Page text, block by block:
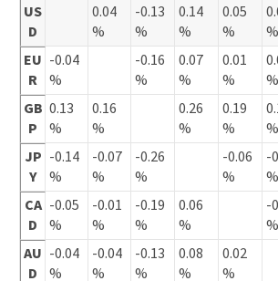
US
D
0.04
%
-0.13
%
0.14
%
0.05
%
%
EU
R
-0.04
%
-0.16
%
0.07
%
0.01
%
%
GB
P
0.13
%
0.16
%
0.26
%
0.19
%
%
JP
Y
-0.14
%
-0.07
%
-0.26
%
-0.06
%
-
%
CA
D
-0.05
%
-0.01
%
-0.19
%
0.06
%
-
%
AU
D
-0.04
%
-0.04
%
-0.13
%
0.08
%
0.02
%